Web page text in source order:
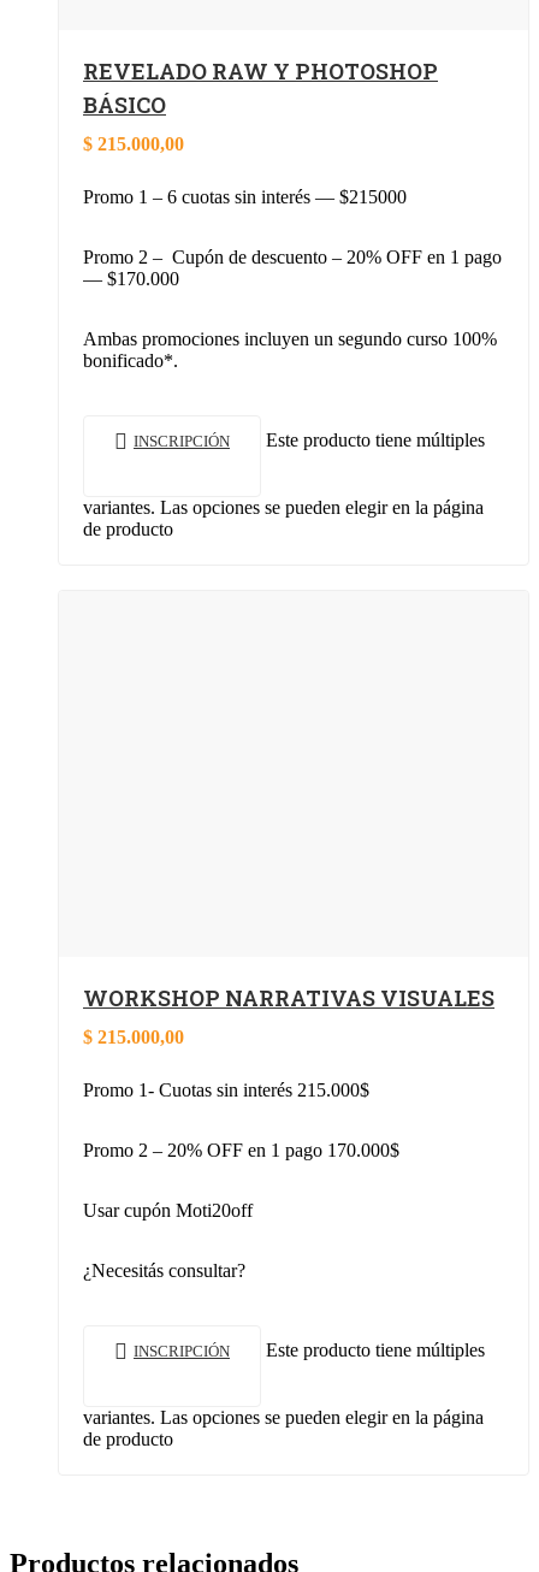
REVELADO RAW Y PHOTOSHOP
BÁSICO
$ 215.000,00
Promo 1 – 6 cuotas sin interés — $215000
Promo 2 – Cupón de descuento – 20% OFF en 1 pago
— $170.000
Ambas promociones incluyen un segundo curso 100%
bonificado*.
INSCRIPCIÓN Este producto tiene múltiples
variantes. Las opciones se pueden elegir en la página
de producto
WORKSHOP NARRATIVAS VISUALES
$ 215.000,00
Promo 1- Cuotas sin interés 215.000$
Promo 2 – 20% OFF en 1 pago 170.000$
Usar cupón Moti20off
¿Necesitás consultar?
INSCRIPCIÓN Este producto tiene múltiples
variantes. Las opciones se pueden elegir en la página
de producto
Productos relacionados